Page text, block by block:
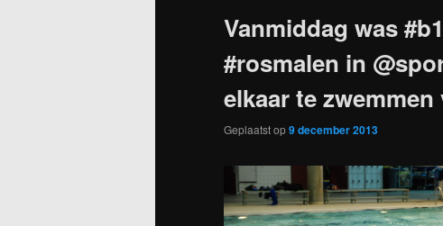
Vanmiddag was
#rosmalen in
elkaar te
Geplaatst op9 december 2013